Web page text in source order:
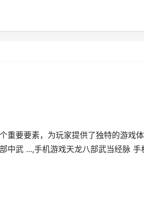
重要要素，为玩家提供了独特的游戏体
中武 ...,手机游戏天龙八部武当经脉 手